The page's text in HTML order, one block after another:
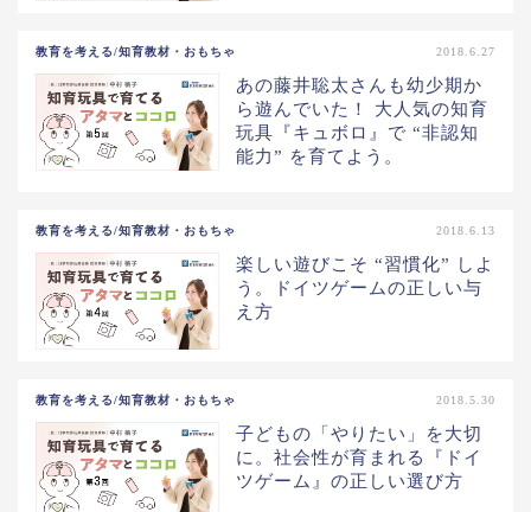
教育を考える/知育教材・おもちゃ 2018.6.27
あの藤井聡太さんも幼少期か
ら遊んでいた！ 大人気の知育
玩具『キュボロ』で “非認知
能力” を育てよう。
教育を考える/知育教材・おもちゃ 2018.6.13
楽しい遊びこそ “習慣化” しよ
う。ドイツゲームの正しい与
え方
教育を考える/知育教材・おもちゃ 2018.5.30
子どもの「やりたい」を大切
に。社会性が育まれる『ドイ
ツゲーム』の正しい選び方